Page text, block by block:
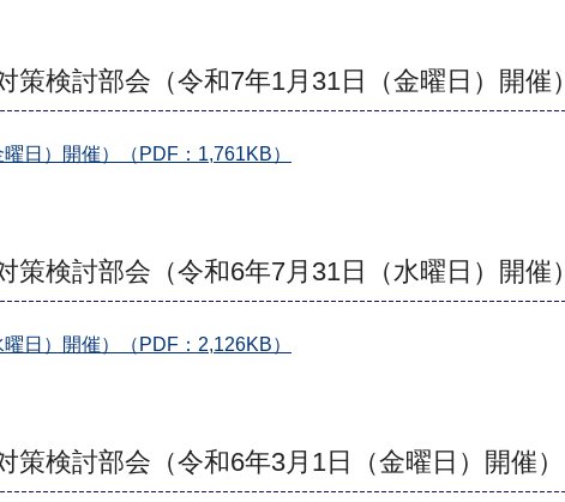
策検討部会（令和7年1月31日（金曜日）開催）
日）開催）（PDF：1,761KB）
策検討部会（令和6年7月31日（水曜日）開催）
日）開催）（PDF：2,126KB）
策検討部会（令和6年3月1日（金曜日）開催）